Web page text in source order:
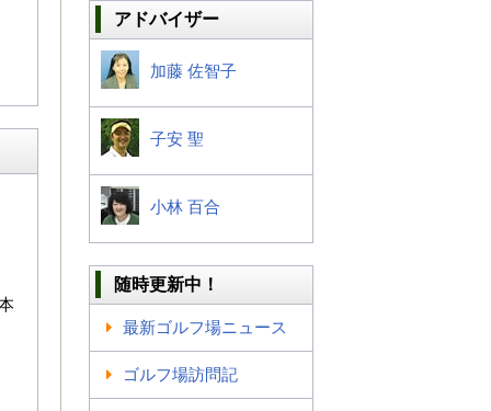
アドバイザー
加藤 佐智子
子安 聖
小林 百合
随時更新中！
最新ゴルフ場ニュース
ゴルフ場訪問記